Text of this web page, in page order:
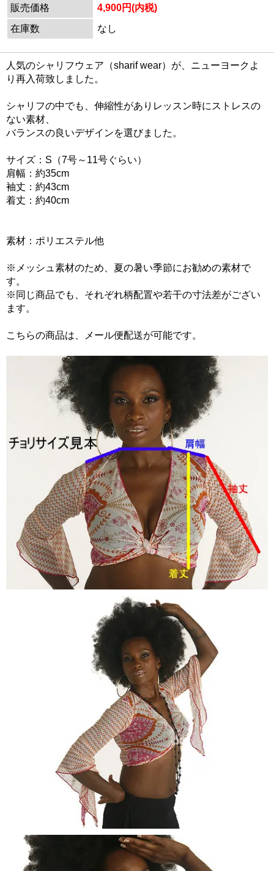
販売価格
4,900円(内税)
在庫数
なし
人気のシャリフウェア（sharif wear）が、ニューヨークよ
り再入荷致しました。
シャリフの中でも、伸縮性がありレッスン時にストレスの
ない素材、
バランスの良いデザインを選びました。
サイズ：S（7号～11号ぐらい）
肩幅：約35cm
袖丈：約43cm
着丈：約40cm
素材：ポリエステル他
※メッシュ素材のため、夏の暑い季節にお勧めの素材で
す。
※同じ商品でも、それぞれ柄配置や若干の寸法差がござい
ます。
こちらの商品は、メール便配送が可能です。